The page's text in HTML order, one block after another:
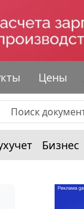
Цены
Бизнес